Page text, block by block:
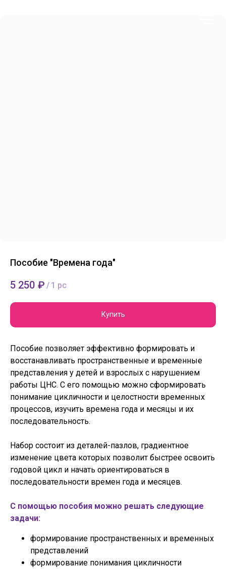
Пособие "Времена года"
5 250 ₽ / 1 pc
Купить
Пособие позволяет эффективно формировать и
восстанавливать пространственные и временные
представления у детей и взрослых с нарушением
работы ЦНС. С его помощью можно сформировать
понимание цикличности и целостности временных
процессов, изучить времена года и месяцы и их
последовательность.
Набор состоит из деталей-пазлов, градиентное
изменение цвета которых позволит быстрее освоить
годовой цикл и начать ориентироваться в
последовательности времен года и месяцев.
С помощью пособия можно решать следующие
задачи:
формирование пространственных и временных
представлений
формирование понимания цикличности